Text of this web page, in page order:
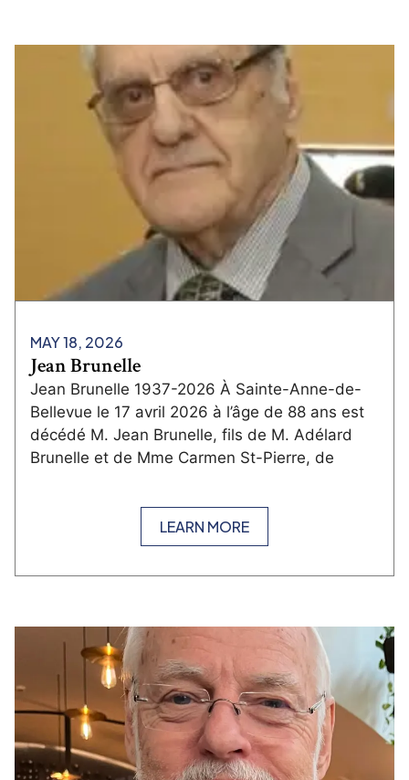
MAY 18, 2026
Jean Brunelle
Jean Brunelle 1937-2026 À Sainte-Anne-de-
Bellevue le 17 avril 2026 à l’âge de 88 ans est
décédé M. Jean Brunelle, fils de M. Adélard
Brunelle et de Mme Carmen St-Pierre, de
LEARN MORE